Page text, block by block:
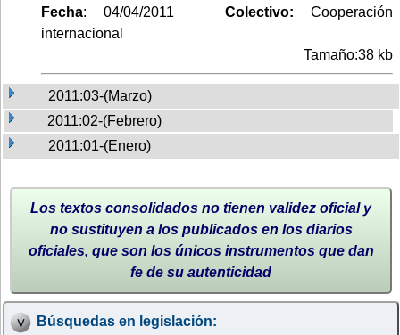
Fecha: 04/04/2011 Colectivo: Cooperación
internacional
Tamaño:38 kb
2011:03-(Marzo)
2011:02-(Febrero)
2011:01-(Enero)
Los textos consolidados no tienen validez oficial y
no sustituyen a los publicados en los diarios
oficiales, que son los únicos instrumentos que dan
fe de su autenticidad
Búsquedas en legislación: